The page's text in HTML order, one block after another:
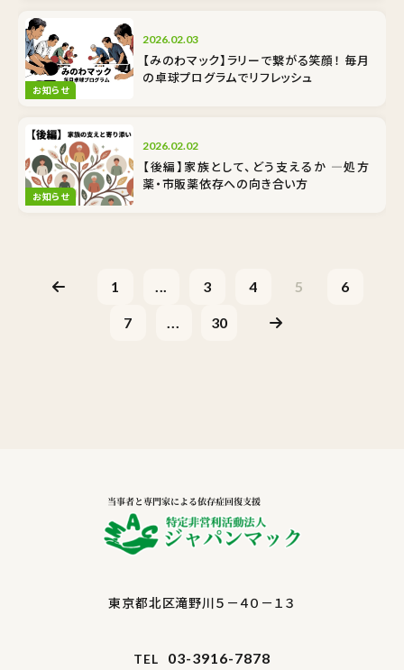
お知らせ
2026.02.03
【みのわマック】ラリーで繋がる笑顔！ 毎月
の卓球プログラムでリフレッシュ
お知らせ
2026.02.02
【後編】家族として、どう支えるか ―処方
薬・市販薬依存への向き合い方
1 ... 3 4 5 6
7 ... 30
東京都北区滝野川５－４０－１３
TEL 03-3916-7878